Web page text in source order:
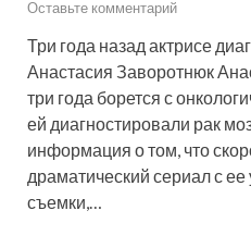
Оставьте комментарий
Три года назад актрисе
Анастасия Заворотнюк
три года борется с
ей диагностировали рак
информация о том, что
драматический сериал с ее
съемки,…